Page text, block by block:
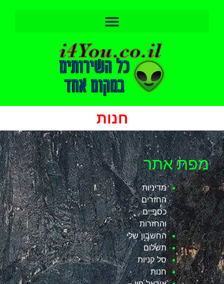
חנות
מפת אתר
מדיניות
החזרים
כספיים
והחזרות
החשבון שלי
תשלום
סל קניות
חנות